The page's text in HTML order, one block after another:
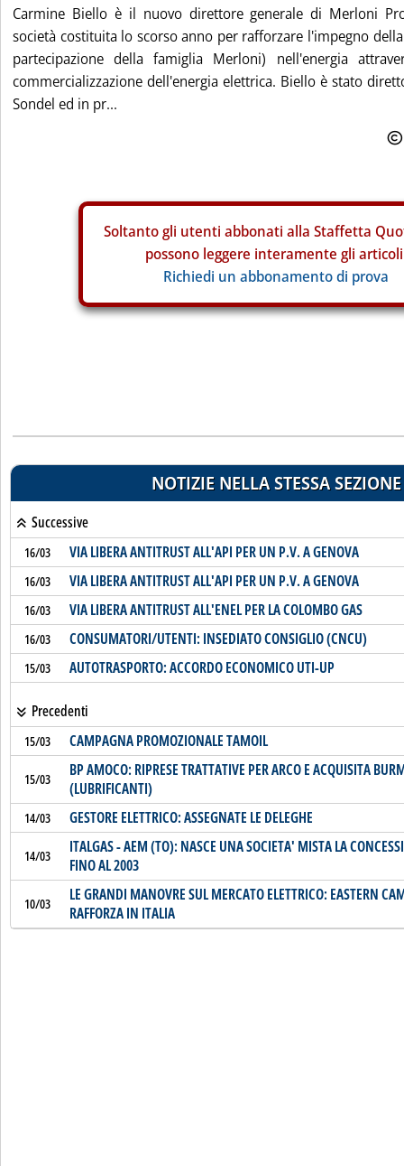
Carmine Biello è il nuovo direttore generale di Merloni
società costituita lo scorso anno per rafforzare l'impegno
partecipazione della famiglia Merloni) nell'energia
commercializzazione dell'energia elettrica. Biello è stato
Sondel ed in pr...
Soltanto gli utenti abbonati alla Staffetta
possono leggere interamente gli
Richiedi un abbonamento di prova
NOTIZIE NELLA STESSA SEZIONE
Successive
16/03 VIA LIBERA ANTITRUST ALL'API PER UN P.V. A GENOVA
16/03 VIA LIBERA ANTITRUST ALL'API PER UN P.V. A GENOVA
16/03 VIA LIBERA ANTITRUST ALL'ENEL PER LA COLOMBO GAS
16/03 CONSUMATORI/UTENTI: INSEDIATO CONSIGLIO (CNCU)
15/03 AUTOTRASPORTO: ACCORDO ECONOMICO UTI-UP
Precedenti
15/03 CAMPAGNA PROMOZIONALE TAMOIL
15/03
BP AMOCO: RIPRESE TRATTATIVE PER ARCO E ACQUISITA
(LUBRIFICANTI)
14/03 GESTORE ELETTRICO: ASSEGNATE LE DELEGHE
14/03
ITALGAS - AEM (TO): NASCE UNA SOCIETA' MISTA LA
FINO AL 2003
10/03
LE GRANDI MANOVRE SUL MERCATO ELETTRICO: EASTERN
RAFFORZA IN ITALIA